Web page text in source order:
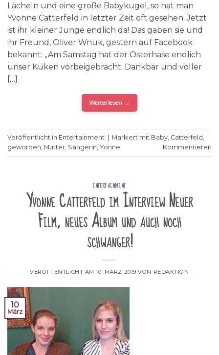
Lächeln und eine große Babykugel, so hat man
Yvonne Catterfeld in letzter Zeit oft gesehen. Jetzt
ist ihr kleiner Junge endlich da! Das gaben sie und
ihr Freund, Oliver Wnuk, gestern auf Facebook
bekannt: „Am Samstag hat der Osterhase endlich
unser Küken vorbeigebracht. Dankbar und voller
[…]
Weiterlesen →
Veröffentlicht in Entertainment Markiert mit Baby Catterfeld
geworden Mutter Sängerin Yonne Kommentieren
ENTERTAINMENT
Yvonne Catterfeld im Interview Neuer
Film, neues Album und auch noch
schwanger!
VERÖFFENTLICHT AM10. MÄRZ 2019 VON REDAKTION
10
März